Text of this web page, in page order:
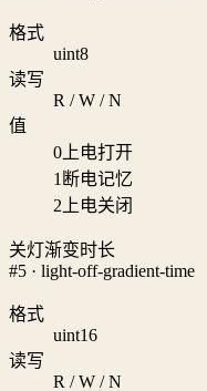
格式
uint8
读写
R / W / N
值
0 上电打开
1 断电记忆
2 上电关闭
关灯渐变时长
#5 · light-off-gradient-time
格式
uint16
读写
R / W / N